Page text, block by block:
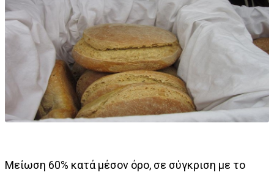
Μείωση 60% κατά μέσον όρο, σε σύγκριση με το